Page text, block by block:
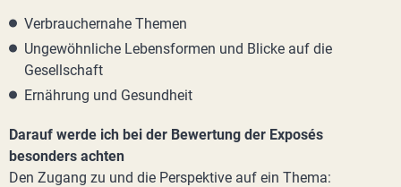
Verbrauchernahe Themen
Ungewöhnliche Lebensformen und Blicke auf die
Gesellschaft
Ernährung und Gesundheit
Darauf werde ich bei der Bewertung der Exposés
besonders achten
Den Zugang zu und die Perspektive auf ein Thema: